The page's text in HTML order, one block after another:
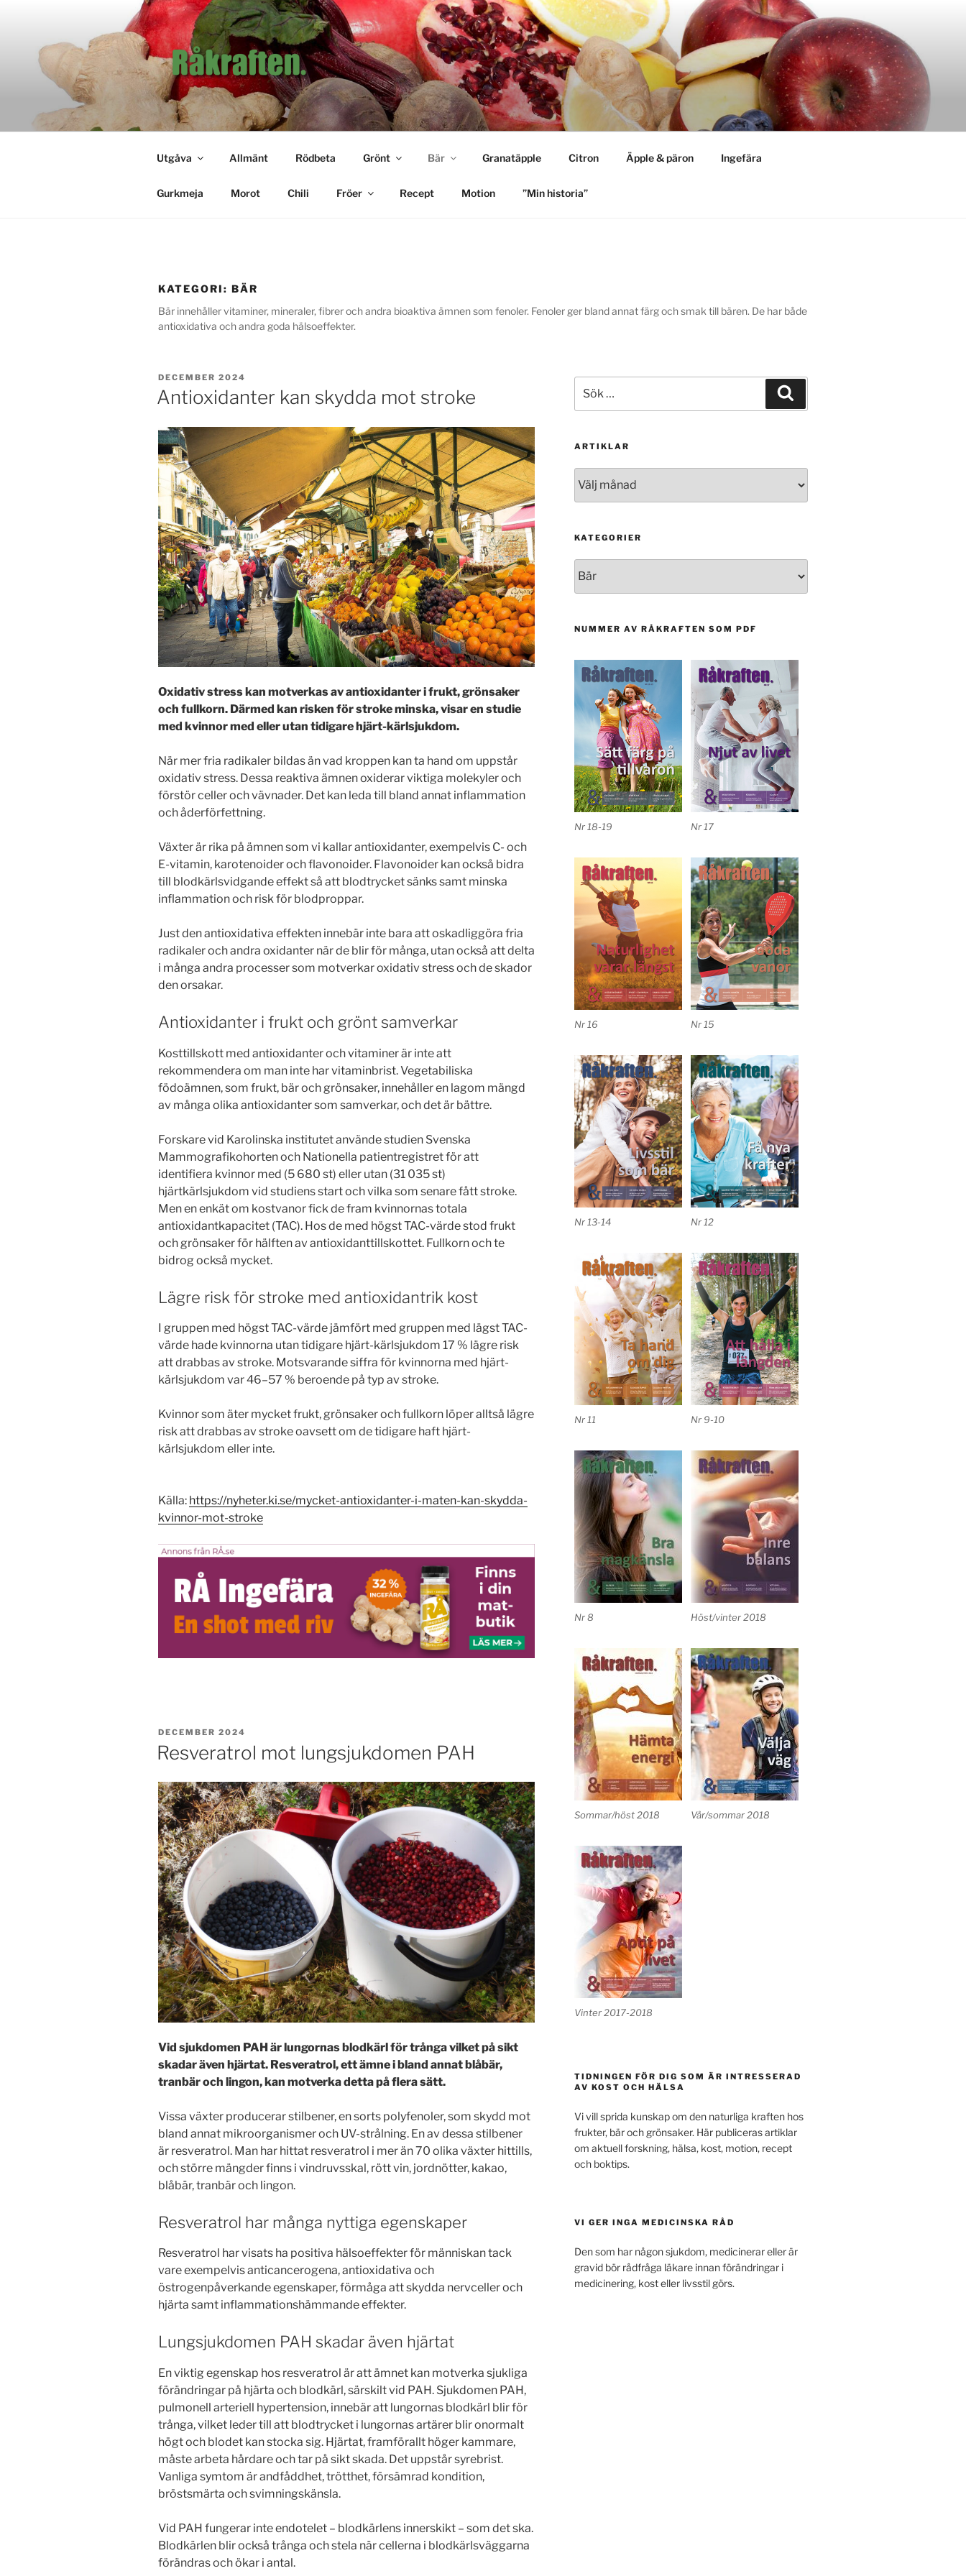
RÅKRAFTEN
Tidningen för dig som är intresserad av hälsa.
Utgåva Allmänt Rödbeta Grönt Bär Granatäpple Citron Äpple & päron Ingefära
Gurkmeja Morot Chili Fröer Recept Motion ”Min historia”
KATEGORI: BÄR
Bär innehåller vitaminer, mineraler, fibrer och andra bioaktiva ämnen som fenoler. Fenoler ger bland annat färg och smak till bären. De har både
antioxidativa och andra goda hälsoeffekter.
PUBLICERAT
DECEMBER 2024
Antioxidanter kan skydda mot stroke
Oxidativ stress kan motverkas av antioxidanter i frukt, grönsaker
och fullkorn. Därmed kan risken för stroke minska, visar en studie
med kvinnor med eller utan tidigare hjärt-kärlsjukdom.
När mer fria radikaler bildas än vad kroppen kan ta hand om uppstår
oxidativ stress. Dessa reaktiva ämnen oxiderar viktiga molekyler och
förstör celler och vävnader. Det kan leda till bland annat inflammation
och åderförfettning.
Växter är rika på ämnen som vi kallar antioxidanter, exempelvis C- och
E-vitamin, karotenoider och flavonoider. Flavonoider kan också bidra
till blodkärlsvidgande effekt så att blodtrycket sänks samt minska
inflammation och risk för blodproppar.
Just den antioxidativa effekten innebär inte bara att oskadliggöra fria
radikaler och andra oxidanter när de blir för många, utan också att delta
i många andra processer som motverkar oxidativ stress och de skador
den orsakar.
Antioxidanter i frukt och grönt samverkar
Kosttillskott med antioxidanter och vitaminer är inte att
rekommendera om man inte har vitaminbrist. Vegetabiliska
födoämnen, som frukt, bär och grönsaker, innehåller en lagom mängd
av många olika antioxidanter som samverkar, och det är bättre.
Forskare vid Karolinska institutet använde studien Svenska
Mammografikohorten och Nationella patientregistret för att
identifiera kvinnor med (5 680 st) eller utan (31 035 st)
hjärtkärlsjukdom vid studiens start och vilka som senare fått stroke.
Men en enkät om kostvanor fick de fram kvinnornas totala
antioxidantkapacitet (TAC). Hos de med högst TAC-värde stod frukt
och grönsaker för hälften av antioxidanttillskottet. Fullkorn och te
bidrog också mycket.
Lägre risk för stroke med antioxidantrik kost
I gruppen med högst TAC-värde jämfört med gruppen med lägst TAC-
värde hade kvinnorna utan tidigare hjärt-kärlsjukdom 17 % lägre risk
att drabbas av stroke. Motsvarande siffra för kvinnorna med hjärt-
kärlsjukdom var 46–57 % beroende på typ av stroke.
Kvinnor som äter mycket frukt, grönsaker och fullkorn löper alltså lägre
risk att drabbas av stroke oavsett om de tidigare haft hjärt-
kärlsjukdom eller inte.
Källa: https://nyheter.ki.se/mycket-antioxidanter-i-maten-kan-skydda-
kvinnor-mot-stroke
PUBLICERAT
DECEMBER 2024
Resveratrol mot lungsjukdomen PAH
Vid sjukdomen PAH är lungornas blodkärl för trånga vilket på sikt
skadar även hjärtat. Resveratrol, ett ämne i bland annat blåbär,
tranbär och lingon, kan motverka detta på flera sätt.
Vissa växter producerar stilbener, en sorts polyfenoler, som skydd mot
bland annat mikroorganismer och UV-strålning. En av dessa stilbener
är resveratrol. Man har hittat resveratrol i mer än 70 olika växter hittills,
och större mängder finns i vindruvsskal, rött vin, jordnötter, kakao,
blåbär, tranbär och lingon.
Resveratrol har många nyttiga egenskaper
Resveratrol har visats ha positiva hälsoeffekter för människan tack
vare exempelvis anticancerogena, antioxidativa och
östrogenpåverkande egenskaper, förmåga att skydda nervceller och
hjärta samt inflammationshämmande effekter.
Lungsjukdomen PAH skadar även hjärtat
En viktig egenskap hos resveratrol är att ämnet kan motverka sjukliga
förändringar på hjärta och blodkärl, särskilt vid PAH. Sjukdomen PAH,
pulmonell arteriell hypertension, innebär att lungornas blodkärl blir för
trånga, vilket leder till att blodtrycket i lungornas artärer blir onormalt
högt och blodet kan stocka sig. Hjärtat, framförallt höger kammare,
måste arbeta hårdare och tar på sikt skada. Det uppstår syrebrist.
Vanliga symtom är andfåddhet, trötthet, försämrad kondition,
bröstsmärta och svimningskänsla.
Vid PAH fungerar inte endotelet – blodkärlens innerskikt – som det ska.
Blodkärlen blir också trånga och stela när cellerna i blodkärlsväggarna
förändras och ökar i antal.
efter:
ARTIKLAR
KATEGORIER
NUMMER AV RÅKRAFTEN SOM PDF
Nr 18-19 Nr 17
Nr 16 Nr 15
Nr 13-14 Nr 12
Nr 11 Nr 9-10
Nr 8 Höst/vinter 2018
Sommar/höst 2018 Vår/sommar 2018
Vinter 2017-2018
TIDNINGEN FÖR DIG SOM ÄR INTRESSERAD
AV KOST OCH HÄLSA
Vi vill sprida kunskap om den naturliga kraften hos
frukter, bär och grönsaker. Här publiceras artiklar
om aktuell forskning, hälsa, kost, motion, recept
och boktips.
VI GER INGA MEDICINSKA RÅD
Den som har någon sjukdom, medicinerar eller är
gravid bör rådfråga läkare innan förändringar i
medicinering, kost eller livsstil görs.